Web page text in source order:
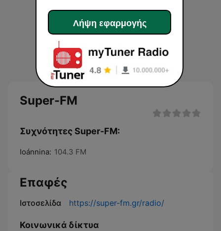
Super-FM
Συχνότητες Super-FM:
Ioánnina: 104.3 FM
Επαφές
Ιστοσελίδα https://super-fm.gr/radio/
Κοινωνικά δίκτυα
Λήψη εφαρμογής